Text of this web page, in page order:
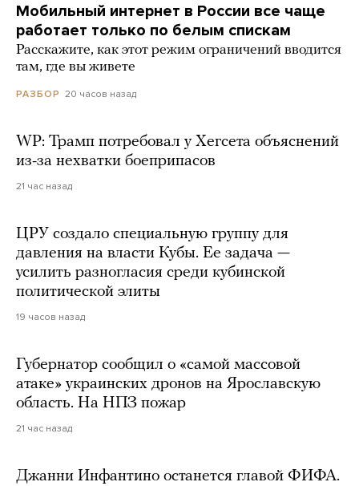
Мобильный интернет в России все чаще
работает только по белым спискам
Расскажите, как этот режим ограничений вводится
там, где вы живете
РАЗБОР 20 часов назад
WP: Трамп потребовал у Хегсета объяснений
из-за нехватки боеприпасов
21 час назад
ЦРУ создало специальную группу для
давления на власти Кубы. Ее задача —
усилить разногласия среди кубинской
политической элиты
19 часов назад
Губернатор сообщил о «самой массовой
атаке» украинских дронов на Ярославскую
область. На НПЗ пожар
21 час назад
Джанни Инфантино останется главой ФИФА.